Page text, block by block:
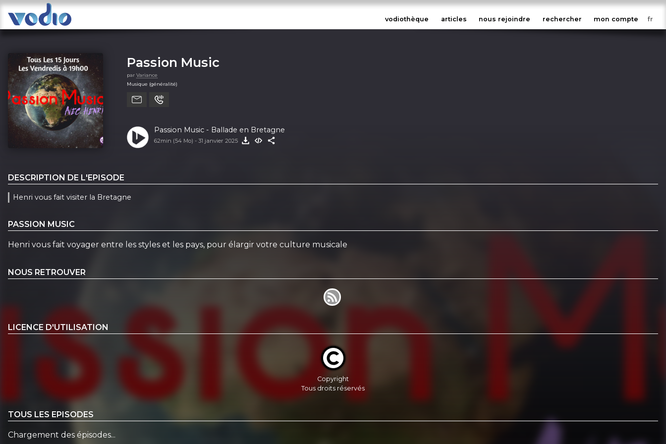
vodiothèque articles nous rejoindre rechercher mon compte
Passion Music
par Variance
Musique (généralité)
Passion Music - Ballade en Bretagne
62min (54 Mo) - 31 janvier 2025
DESCRIPTION DE L'EPISODE
Henri vous fait visiter la Bretagne
PASSION MUSIC
Henri vous fait voyager entre les styles et les pays, pour élargir votre culture musicale
NOUS RETROUVER
LICENCE D'UTILISATION
Copyright
Tous droits réservés
TOUS LES EPISODES
Chargement des épisodes...